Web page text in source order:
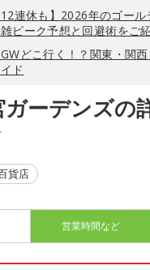
12連休も】2026年のゴー
ピーク予想と回避術をご
どこ行く！？関東・関
ド
ーデンズの
貨店
営業時間など